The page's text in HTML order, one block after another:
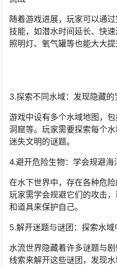
随着游戏进展，玩家可以通
技能，如潜水时间延长、快
照明灯、氧气罐等也能大大提
3.探索不同水域：发现隐藏
游戏中设有多个水域地图，
洞窟等。玩家需要探索每个
迷失文明的谜题。
4.避开危险生物：学会规避海
在水下世界中，存在各种危险
玩家需学会规避它们的攻击
和道具来保护自己。
5.解开迷题与谜团：探索水
水流世界隐藏着许多谜题与
线索来解开这些谜团，发现水